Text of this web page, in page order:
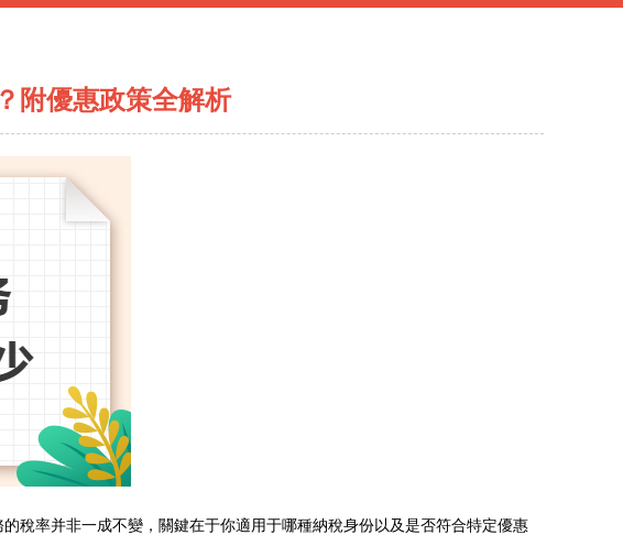
附優惠政策全解析
稅率并非一成不變，關鍵在于你適用于哪種納稅身份以及是否符合特定優惠